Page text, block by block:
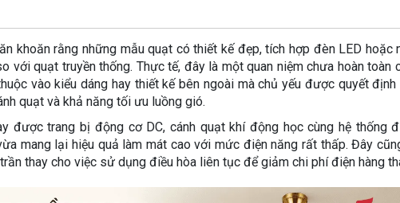
khoăn rằng những mẫu quạt có thiết kế đẹp, tích hợp đèn LED hoặc
với quạt truyền thống. Thực tế, đây là một quan niệm chưa hoàn toàn
vào kiểu dáng hay thiết kế bên ngoài mà chủ yếu được quyết
quạt và khả năng tối ưu luồng gió.
được trang bị động cơ DC, cánh quạt khí động học cùng hệ thống
mang lại hiệu quả làm mát cao với mức điện năng rất thấp. Đây
thay cho việc sử dụng điều hòa liên tục để giảm chi phí điện hàng